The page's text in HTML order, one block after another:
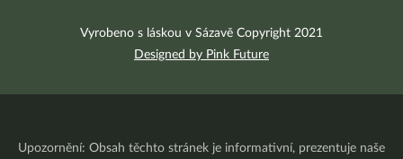
Vyrobeno s láskou v Sázavě Copyright 2021
Designed by Pink Future
Upozornění: Obsah těchto stránek je informativní, prezentuje naše